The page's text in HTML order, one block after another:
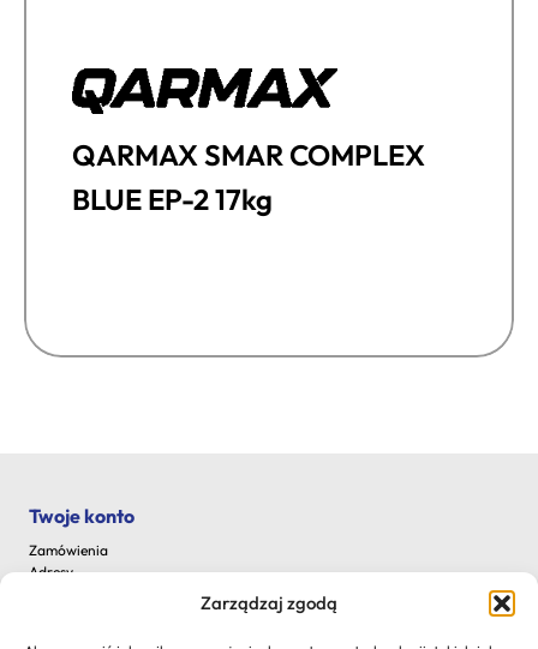
Zarządzaj zgodą
QARMAX SMAR COMPLEX
BLUE EP-2 17kg
Twoje konto
Zamówienia
Adresy
Na skróty